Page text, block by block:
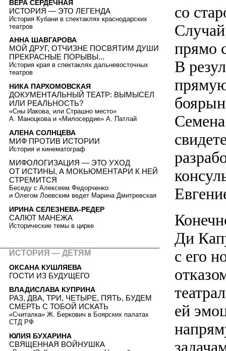
со
прямо
В
Ди
с его
ей
ВЕРА СЕРДЕЧНАЯ
ИСТОРИЯ — ЭТО ЛЕГЕНДА
История Кубани в спектаклях краснодарских
театров
АННА ШАВГАРОВА
МОЙ ДРУГ, ОТЧИЗНЕ ПОСВЯТИМ ДУШИ
ПРЕКРАСНЫЕ ПОРЫВЫ...
История края в спектаклях дальневосточных
театров
НИКА ПАРХОМОВСКАЯ
ДОКУМЕНТАЛЬНЫЙ ТЕАТР: ВЫМЫСЕЛ
ИЛИ РЕАЛЬНОСТЬ?
«Сны Иакова, или Страшно место»
А. Маноцкова и «Милосердие» А. Патлай
АЛЕНА СОЛНЦЕВА
МИФ ПРОТИВ ИСТОРИИ
История и кинематограф
МИФОЛОГИЗАЦИЯ — ЭТО УХОД
ОТ ИСТИНЫ, А МОКЬЮМЕНТАРИ К НЕЙ
СТРЕМИТСЯ
Беседу с Алексеем Федорченко
и Олегом Лоевским ведет Марина Дмитревская
ИРИНА СЕЛЕЗНЕВА-РЕДЕР
САЛЮТ МАНЕЖА
Исторические темы в цирке
ИСТОРИЯ — ДЕТЯМ
ОКСАНА КУШЛЯЕВА
ГОСТИ ИЗ БУДУЩЕГО
ВЛАДИСЛАВА КУПРИНА
РАЗ, ДВА, ТРИ, ЧЕТЫРЕ, ПЯТЬ, БУДЕМ
СМЕРТЬ С ТОБОЙ ИСКАТЬ
«Считалка» Ж. Беркович в Боярских палатах
СТД РФ
ЮЛИЯ БУХАРИНА
СВЯЩЕННАЯ ВОЙНУШКА